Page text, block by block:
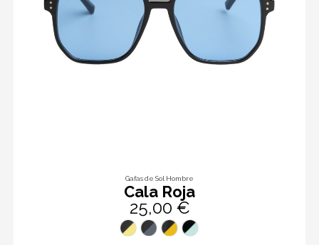
Gafas de Sol Hombre
Cala Roja
25,00 €